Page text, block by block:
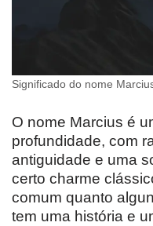
Significado do nome
O nome Marcius é
profundidade, com
antiguidade e uma
certo charme
comum quanto
tem uma história e